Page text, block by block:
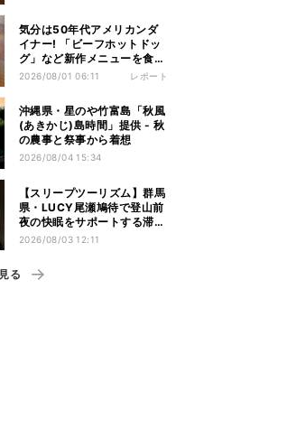
気分は50年代アメリカンダ
イナー! 「ビーフホットドッ
グ」など新作メニューを食べ
てきた【1955 東京ベイ by
2026/08/01 06:11 レポート
沖縄県・星のや竹富島「秋風
(あきかじ)島時間」提供 - 秋
の農事と祭事から着想
2026/08/04 15:34
【スリープツーリズム】群馬
県・LUCY尾瀬鳩待で登山前
夜の快眠をサポートする滞在
プラン提供 - 「ヒツジのいら
2026/08/03 12:11
る